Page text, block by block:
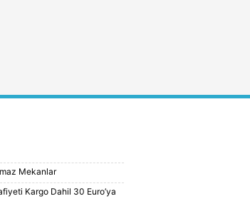
Mekanlar
Kargo Dahil 30 Euro’ya